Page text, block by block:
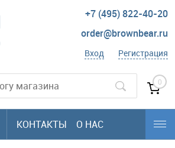
+7 (495) 822-40-20
order@brownbear.ru
Вход Регистрация
0
КОНТАКТЫ О НАС